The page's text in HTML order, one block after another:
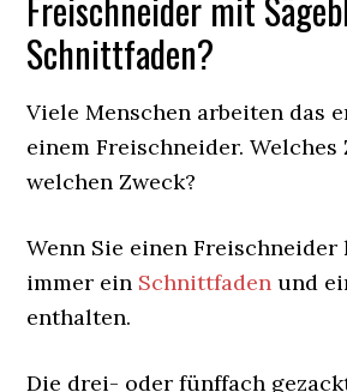
Schnittfaden?
Viele Menschen arbeiten das
einem Freischneider.
welchen Zweck?
Wenn Sie einen
immer ein Schnittfaden und
enthalten.
Die drei- oder fünffach